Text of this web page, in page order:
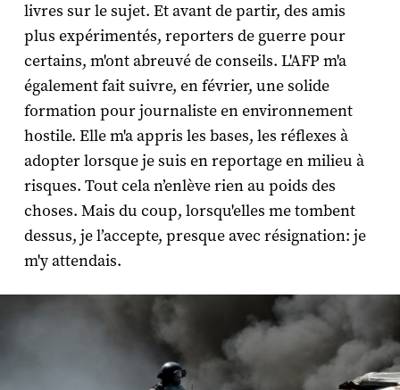
livres sur le sujet. Et avant de partir, des amis
plus expérimentés, reporters de guerre pour
certains, m'ont abreuvé de conseils. L'AFP m'a
également fait suivre, en février, une solide
formation pour journaliste en environnement
hostile. Elle m'a appris les bases, les réflexes à
adopter lorsque je suis en reportage en milieu à
risques. Tout cela n’enlève rien au poids des
choses. Mais du coup, lorsqu'elles me tombent
dessus, je l’accepte, presque avec résignation: je
m'y attendais.